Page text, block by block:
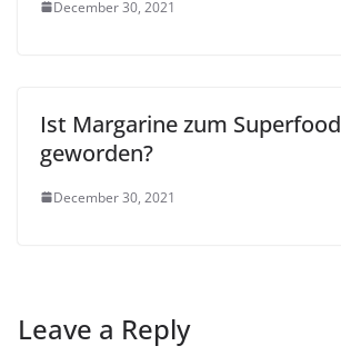
December 30, 2021
Ist Margarine zum Superfood
geworden?
December 30, 2021
Leave a Reply